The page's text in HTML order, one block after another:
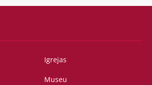
Igrejas
Museu